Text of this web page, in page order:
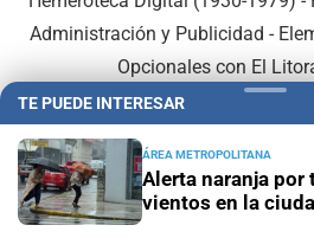
Administración y Publicidad -
Opcionales con El
TE PUEDE INTERESAR
ÁREA METROPOLITANA
Alerta naranja por
vientos en la